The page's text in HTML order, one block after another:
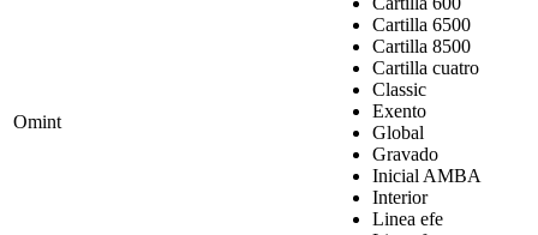
Omint
Cartilla 6500
Cartilla 8500
Cartilla cuatro
Classic
Exento
Global
Gravado
Inicial AMBA
Interior
Linea efe